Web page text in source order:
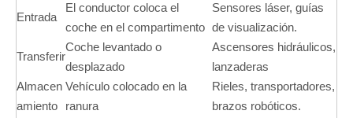
Entrada
El conductor coloca el
coche en el compartimento
Sensores láser, guías
de visualización.
Transferir
Coche levantado o
desplazado
Ascensores hidráulicos,
lanzaderas
Almacen
amiento
Vehículo colocado en la
ranura
Rieles, transportadores,
brazos robóticos.